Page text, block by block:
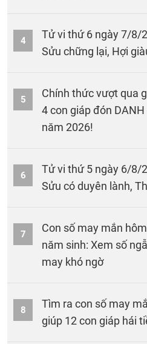
4
Tử vi thứ 6 ngày 7/8/
Sửu chững lại, Hợi
5
Chính thức vượt qua
4 con giáp đón
năm 2026!
6
Tử vi thứ 5 ngày 6/8/
Sửu có duyên lành,
7
Con số may mắn
năm sinh: Xem số
may khó ngờ
8
Tìm ra con số may
giúp 12 con giáp hái